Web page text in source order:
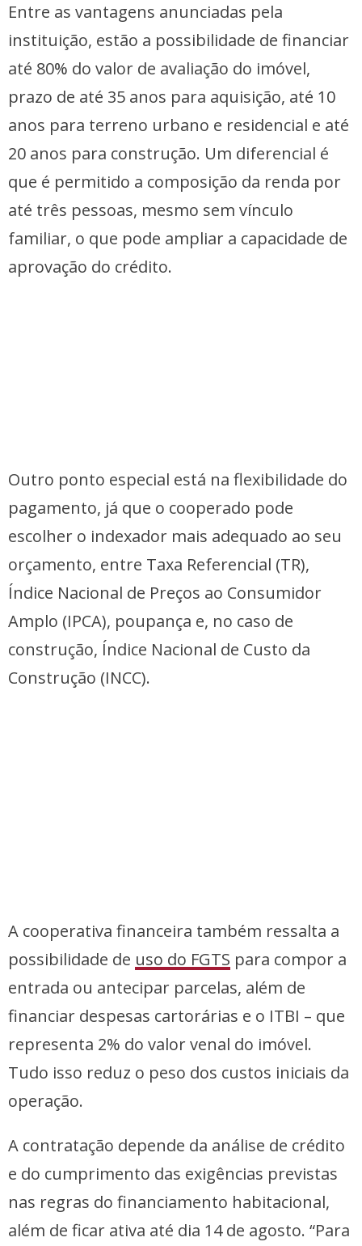
Entre as vantagens anunciadas pela
instituição, estão a possibilidade de financiar
até 80% do valor de avaliação do imóvel,
prazo de até 35 anos para aquisição, até 10
anos para terreno urbano e residencial e até
20 anos para construção. Um diferencial é
que é permitido a composição da renda por
até três pessoas, mesmo sem vínculo
familiar, o que pode ampliar a capacidade de
aprovação do crédito.
Outro ponto especial está na flexibilidade do
pagamento, já que o cooperado pode
escolher o indexador mais adequado ao seu
orçamento, entre Taxa Referencial (TR),
Índice Nacional de Preços ao Consumidor
Amplo (IPCA), poupança e, no caso de
construção, Índice Nacional de Custo da
Construção (INCC).
A cooperativa financeira também ressalta a
possibilidade de uso do FGTS para compor a
entrada ou antecipar parcelas, além de
financiar despesas cartorárias e o ITBI – que
representa 2% do valor venal do imóvel.
Tudo isso reduz o peso dos custos iniciais da
operação.
A contratação depende da análise de crédito
e do cumprimento das exigências previstas
nas regras do financiamento habitacional,
além de ficar ativa até dia 14 de agosto. “Para